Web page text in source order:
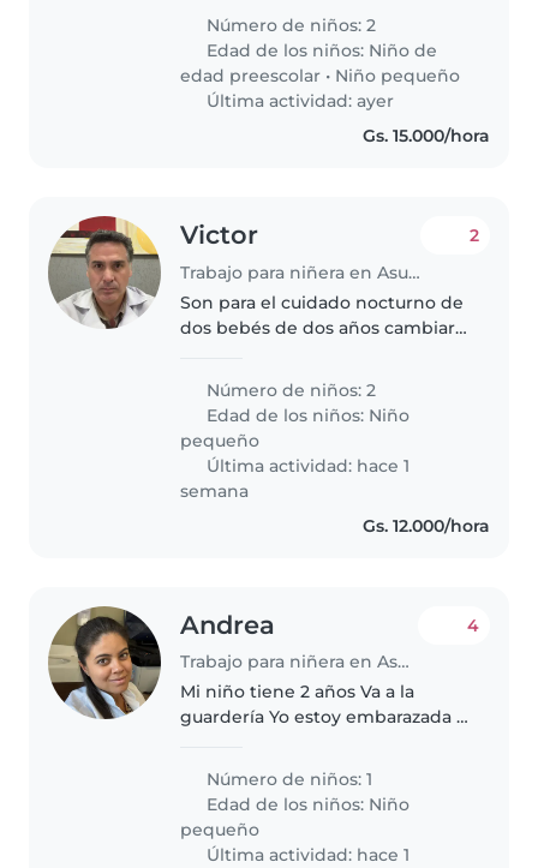
parque y acompañarnos a
nuestras actividades Estamos
buscando alguien que nos ayude
con..
Número de niños: 2
Edad de los niños: Niño de
edad preescolar • Niño pequeño
Última actividad: ayer
Gs. 15.000/hora
Victor
Trabajo para niñera en Asunción
2
Son para el cuidado nocturno de
dos bebés de dos años cambiar
7:00
Número de niños: 2
Edad de los niños: Niño
pequeño
Última actividad: hace 1
semana
Gs. 12.000/hora
Andrea
Trabajo para niñera en Asunción
4
Mi niño tiene 2 años Va a la
guardería Yo estoy embarazada y
necesitar más apoyo con el baby
Número de niños: 1
Edad de los niños: Niño
pequeño
Última actividad: hace 1